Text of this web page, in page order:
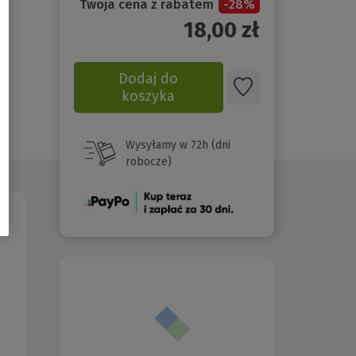
Twoja cena z rabatem -28%
18,00 zł
Dodaj do
koszyka
Wysyłamy w 72h (dni
robocze)
(Nowe